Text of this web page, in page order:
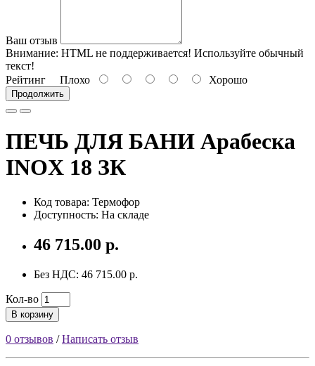
Ваш отзыв
Внимание: HTML не поддерживается! Используйте обычный
текст!
Рейтинг Плохо Хорошо
Продолжить
ПЕЧЬ ДЛЯ БАНИ Арабеска
INOX 18 ЗК
Код товара: Термофор
Доступность: На складе
46 715.00 р.
Без НДС: 46 715.00 р.
Кол-во
В корзину
0 отзывов /Написать отзыв